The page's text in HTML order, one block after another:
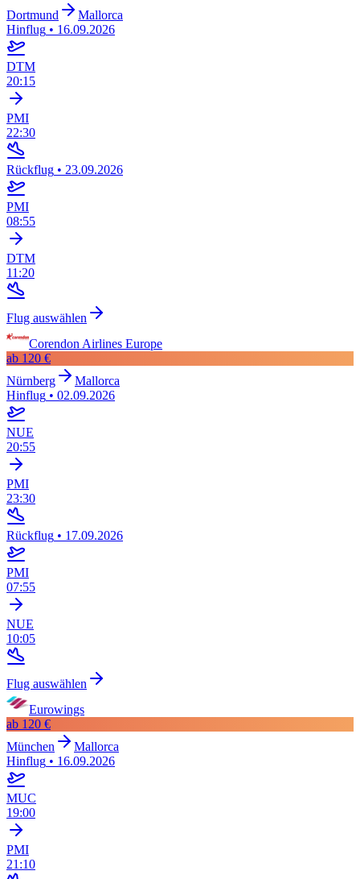
Dortmund
Mallorca
Hinflug • 16.09.2026
DTM
20:15
PMI
22:30
Rückflug • 23.09.2026
PMI
08:55
DTM
11:20
Flug auswählen
Corendon Airlines Europe
ab 120 €
Nürnberg
Mallorca
Hinflug • 02.09.2026
NUE
20:55
PMI
23:30
Rückflug • 17.09.2026
PMI
07:55
NUE
10:05
Flug auswählen
Eurowings
ab 120 €
München
Mallorca
Hinflug • 16.09.2026
MUC
19:00
PMI
21:10